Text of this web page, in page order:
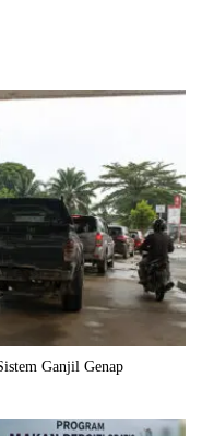
Ganjil Genap